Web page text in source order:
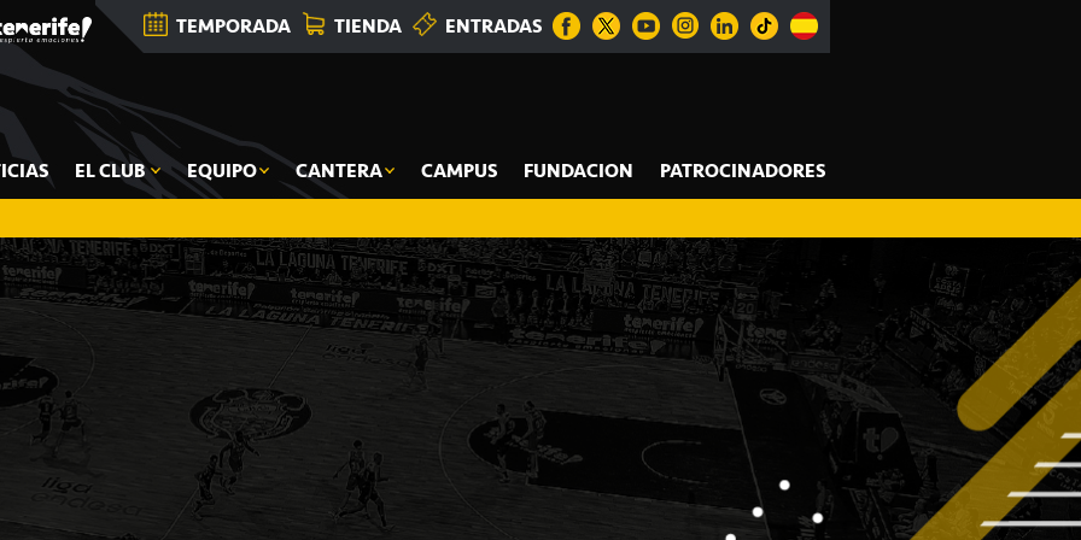
TEMPORADA TIENDA ENTRADAS
EL CLUB EQUIPO CANTERA CAMPUS FUNDACION PATROCINADORES